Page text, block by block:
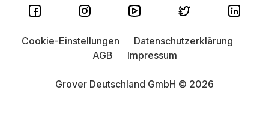
Grover Deutschland GmbH © 2026
Cookie-Einstellungen
Datenschutzerklärung
AGB
Impressum